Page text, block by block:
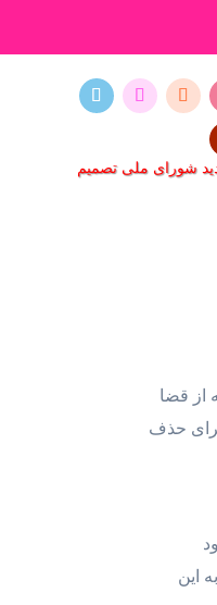
شورای ملی تصمیم
از قضا
حذف
این